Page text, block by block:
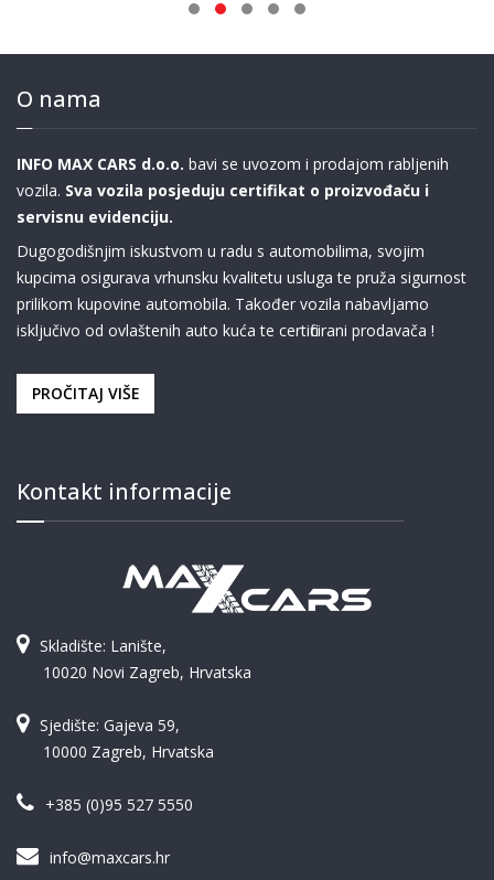
O nama
INFO MAX CARS d.o.o. bavi se uvozom i prodajom rabljenih
vozila. Sva vozila posjeduju certifikat o proizvođaču i
servisnu evidenciju.
Dugogodišnjim iskustvom u radu s automobilima, svojim
kupcima osigurava vrhunsku kvalitetu usluga te pruža sigurnost
prilikom kupovine automobila. Također vozila nabavljamo
isključivo od ovlaštenih auto kuća te certificirani prodavača !
PROČITAJ VIŠE
Kontakt informacije
Skladište: Lanište,
10020 Novi Zagreb, Hrvatska
Sjedište: Gajeva 59,
10000 Zagreb, Hrvatska
+385 (0)95 527 5550
info@maxcars.hr